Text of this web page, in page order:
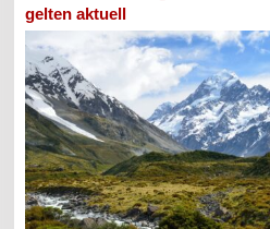
gelten aktuell